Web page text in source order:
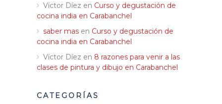
Víctor Díez en Curso y degustación de
cocina india en Carabanchel
saber mas en Curso y degustación de
cocina india en Carabanchel
Víctor Díez en 8 razones para venir a las
clases de pintura y dibujo en Carabanchel
CATEGORÍAS